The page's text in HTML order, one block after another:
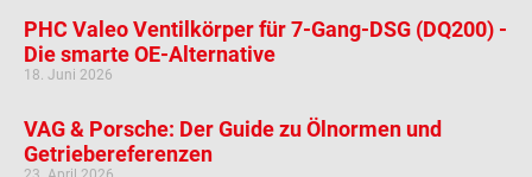
PHC Valeo Ventilkörper für 7-Gang-DSG (DQ200) -
Die smarte OE-Alternative
18. Juni 2026
VAG & Porsche: Der Guide zu Ölnormen und
Getriebereferenzen